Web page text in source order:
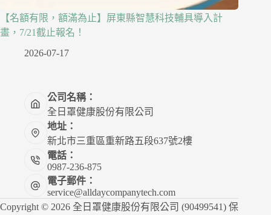
【名額有限，額滿為止】屏東縣智慧科技輔具導入計
畫，7/21截止報名！
2026-07-17
公司名稱：
全日罩健康股份有限公司
地址：
新北市三重區重新路五段637號2樓
電話：
0987-236-875
電子郵件：
service@alldaycompanytech.com
Copyright © 2026 全日罩健康股份有限公司 (90499541) 保